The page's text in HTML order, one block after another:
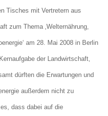
Tisches mit Vertretern aus
zum Thema ‚Welternährung,
am 28. Mai 2008 in Berlin
der Landwirtschaft,
dürften die Erwartungen und
außerdem nicht zu
dass dabei auf die